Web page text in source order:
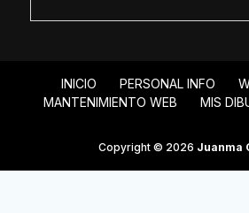
INICIO PERSONAL INFO
MANTENIMIENTO WEB
MIS
Copyright © 2026 Juanma